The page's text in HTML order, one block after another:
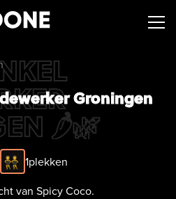
Groningen
1plekken
van Spicy Coco.
🌶️🌿